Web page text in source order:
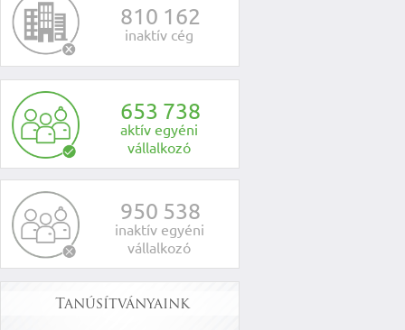
810 162
inaktív cég
653 738
aktív egyéni
vállalkozó
950 538
inaktív egyéni
vállalkozó
Tanúsítványaink